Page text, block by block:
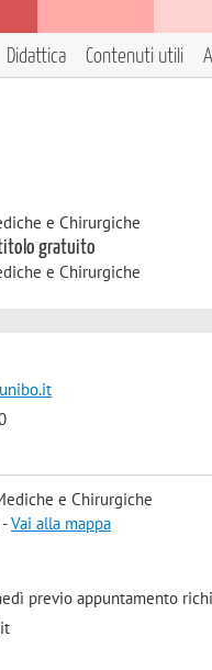
Didattica Contenuti utili
e Chirurgiche
gratuito
e Chirurgiche
e Chirurgiche
Vai alla mappa
previo appuntamento